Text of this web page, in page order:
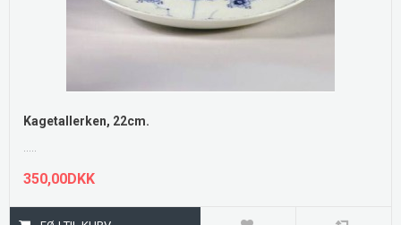
Kagetallerken, 22cm.
.....
350,00DKK